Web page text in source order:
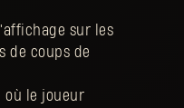
sur les
de coups de
où le joueur